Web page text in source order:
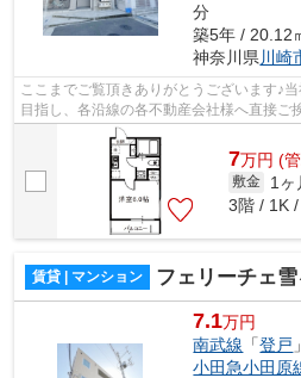
分
築5年 / 20.12
神奈川県 川崎
ここまでご覧頂きありがとうございます♪
目指し、各沿線の各不動産会社様へ直接ご
様へ提供しております！最新の情報は...
7万円 (
敷金 1ヶ
3階 / 1K
賃貸 | マンション フェリーチェ
7.1万円
南武線 「登戸
小田急小田原